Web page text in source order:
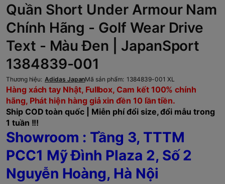
Quần Short Under Armour Nam
Chính Hãng - Golf Wear Drive
Text - Màu Đen | JapanSport
1384839-001
Thương hiệu: Adidas JapanMã sản phẩm: 1384839-001 XL
Hàng xách tay Nhật, Fullbox, Cam kết 100% chính
hãng, Phát hiện hàng giả xin đền 10 lần tiền.
Ship COD toàn quốc | Miễn phí đổi size, đổi mẫu trong
1 tuần !!!
Showroom : Tầng 3, TTTM
PCC1 Mỹ Đình Plaza 2, Số 2
Nguyễn Hoàng, Hà Nội